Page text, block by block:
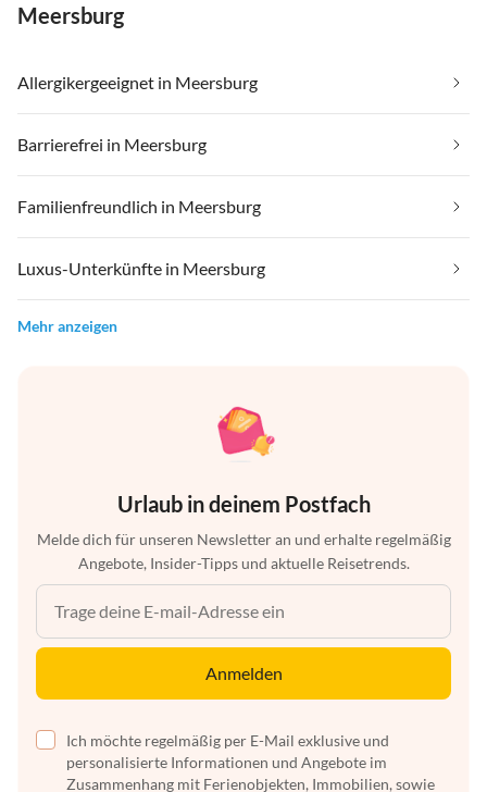
Meersburg
Allergikergeeignet in Meersburg
Barrierefrei in Meersburg
Familienfreundlich in Meersburg
Luxus-Unterkünfte in Meersburg
Mehr anzeigen
Urlaub in deinem Postfach
Melde dich für unseren Newsletter an und erhalte regelmäßig
Angebote, Insider-Tipps und aktuelle Reisetrends.
Anmelden
Ich möchte regelmäßig per E-Mail exklusive und
personalisierte Informationen und Angebote im
Zusammenhang mit Ferienobjekten, Immobilien, sowie